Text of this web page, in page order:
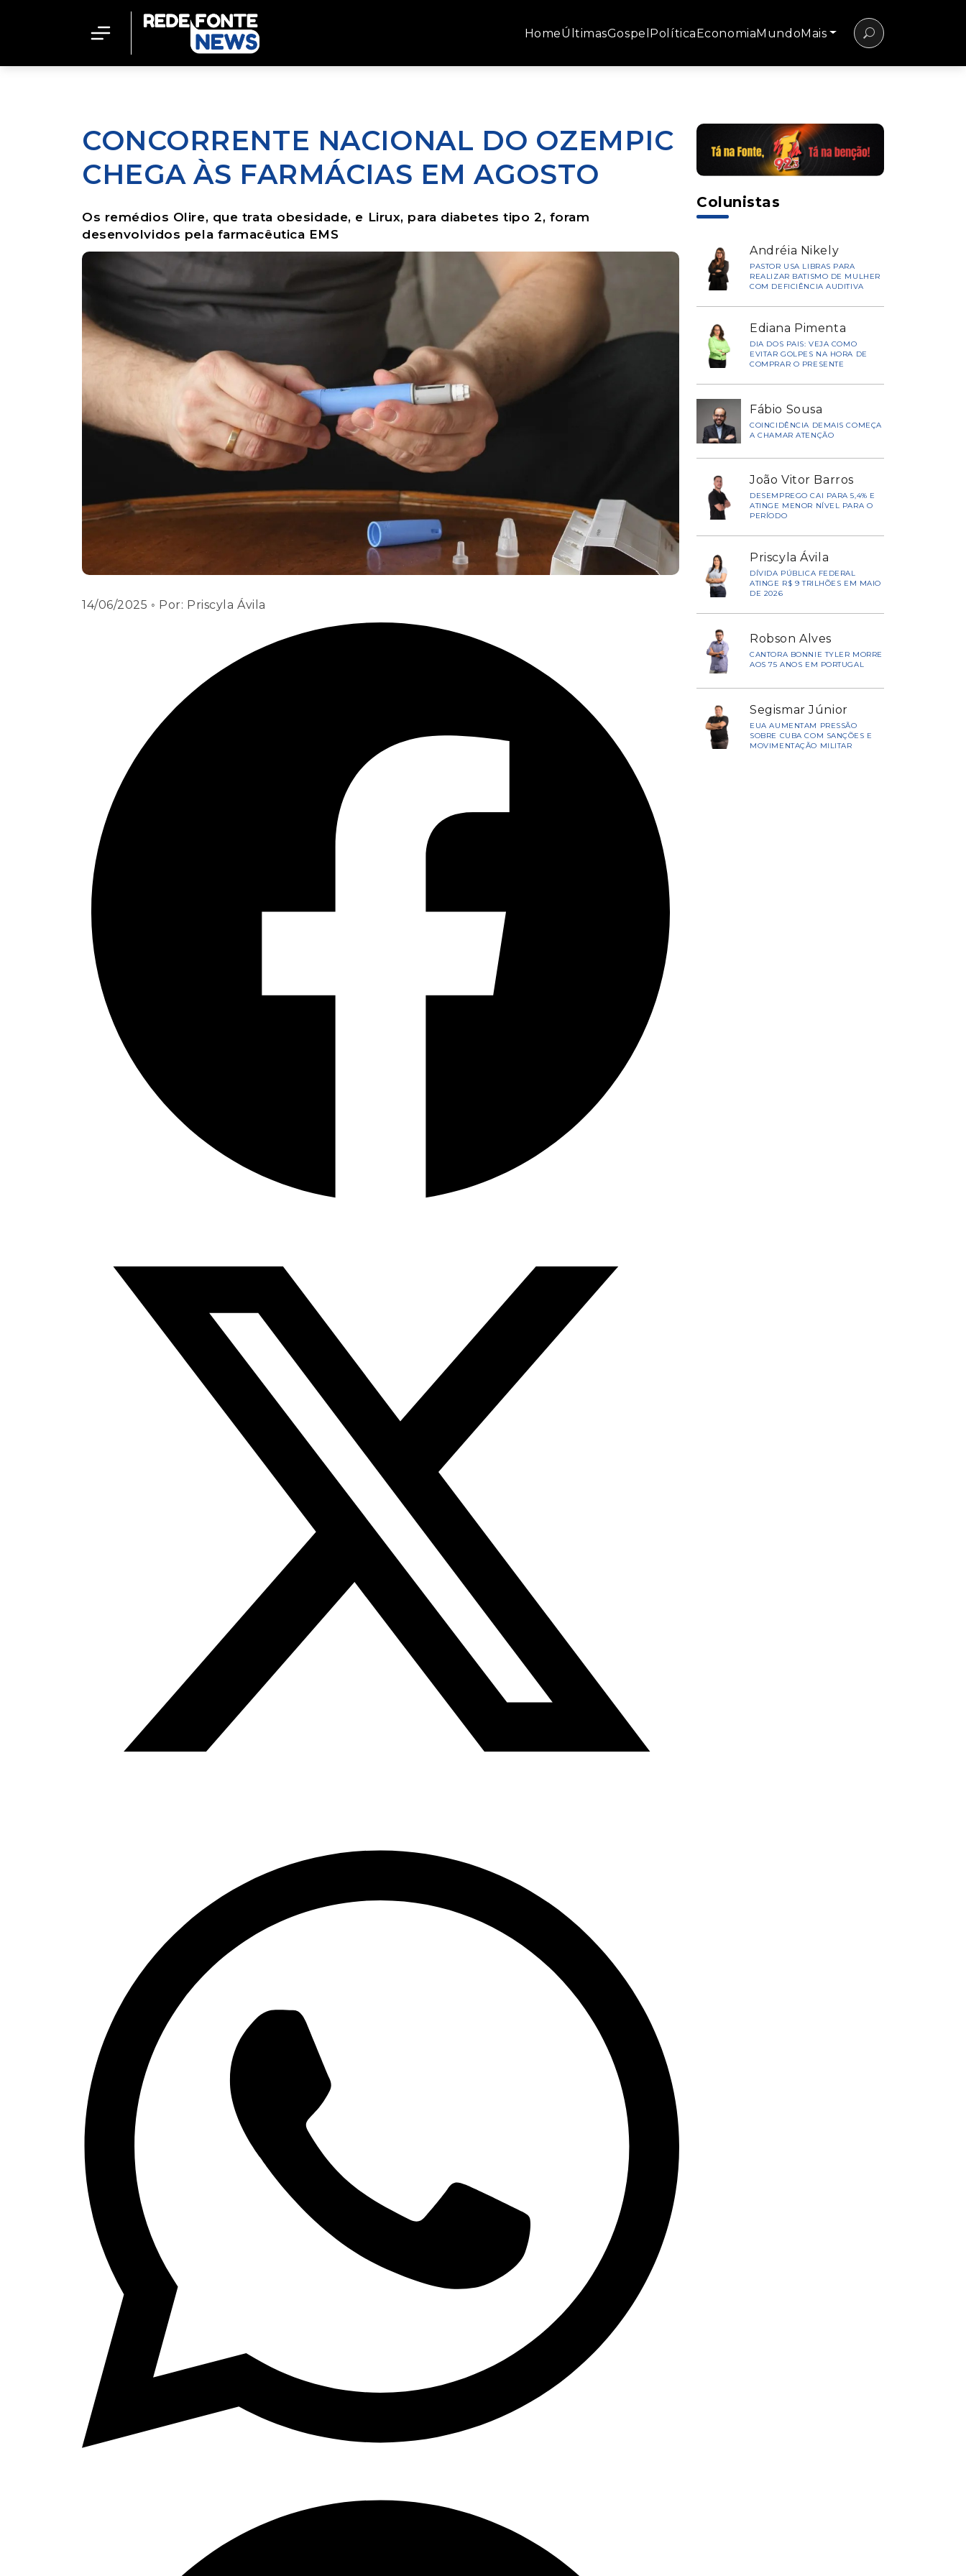
HomeÚltimasGospel PolíticaEconomiaMundoMais
CONCORRENTE NACIONAL DO OZEMPIC
CHEGA ÀS FARMÁCIAS EM AGOSTO
Os remédios Olire, que trata obesidade, e Lirux, para diabetes tipo 2, foram
desenvolvidos pela farmacêutica EMS
14/06/2025 ◦ Por: Priscyla Ávila
Colunistas
Andréia Nikely
PASTOR USA LIBRAS PARA
REALIZAR BATISMO DE MULHER
COM DEFICIÊNCIA AUDITIVA
Ediana Pimenta
DIA DOS PAIS: VEJA COMO
EVITAR GOLPES NA HORA DE
COMPRAR O PRESENTE
Fábio Sousa
COINCIDÊNCIA DEMAIS COMEÇA
A CHAMAR ATENÇÃO
João Vitor Barros
DESEMPREGO CAI PARA 5,4% E
ATINGE MENOR NÍVEL PARA O
PERÍODO
Priscyla Ávila
DÍVIDA PÚBLICA FEDERAL
ATINGE R$ 9 TRILHÕES EM MAIO
DE 2026
Robson Alves
CANTORA BONNIE TYLER MORRE
AOS 75 ANOS EM PORTUGAL
Segismar Júnior
EUA AUMENTAM PRESSÃO
SOBRE CUBA COM SANÇÕES E
MOVIMENTAÇÃO MILITAR